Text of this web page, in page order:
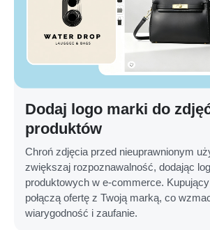
Dodaj logo marki do
produktów
Chroń zdjęcia przed nieuprawnionym
zwiększaj rozpoznawalność, dodając
produktowych w e-commerce.
połączą ofertę z Twoją marką, co
wiarygodność i zaufanie.